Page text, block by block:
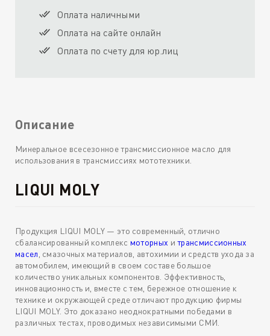
Оплата наличными
Оплата на сайте онлайн
Оплата по счету для юр.лиц
Описание
Минеральное всесезонное трансмиссионное масло для
использования в трансмиссиях мототехники.
LIQUI MOLY
Продукция LIQUI MOLY — это современный, отлично
сбалансированный комплекс моторных итрансмиссионных
масел , смазочных материалов, автохимии и средств ухода за
автомобилем, имеющий в своем составе большое
количество уникальных компонентов. Эффективность,
инновационность и, вместе с тем, бережное отношение к
технике и окружающей среде отличают продукцию фирмы
LIQUI MOLY. Это доказано неоднократными победами в
различных тестах, проводимых независимыми СМИ.